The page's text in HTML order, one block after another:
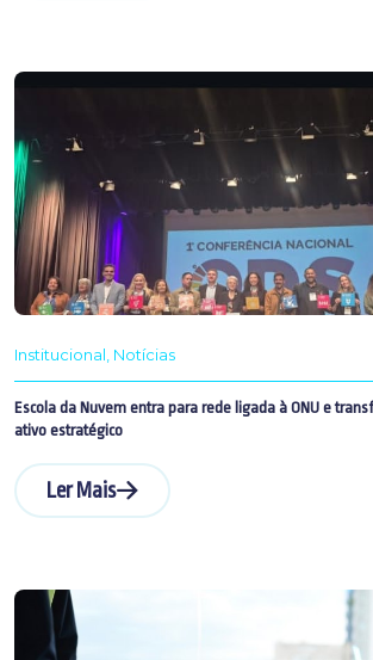
Institucional Notícias
Escola da Nuvem entra para rede ligada à ONU e
ativo estratégico
Ler Mais